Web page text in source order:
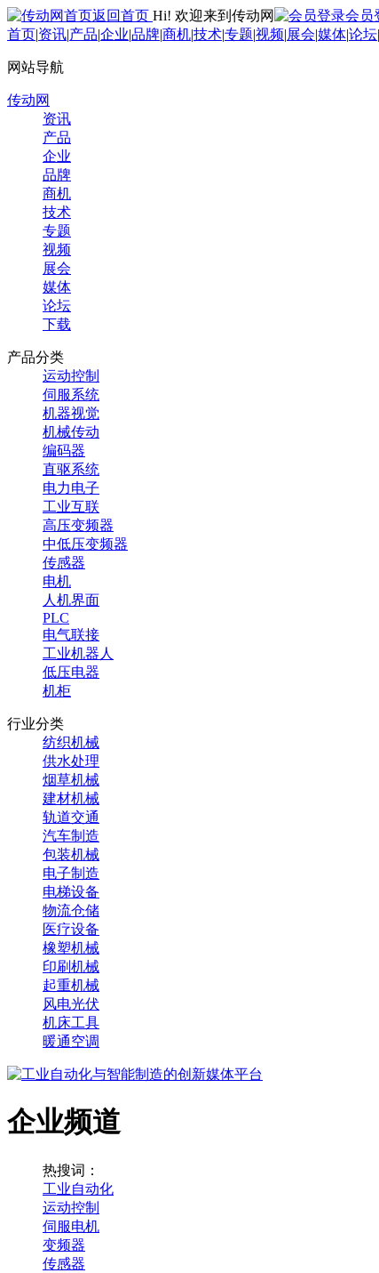
返回首页 Hi! 欢迎来到传动网 会员
首页|资讯|产品|企业|品牌|商机|技术|专题|视频|展会|媒体|论坛|
网站导航
传动网
资讯
产品
企业
品牌
商机
技术
专题
视频
展会
媒体
论坛
下载
产品分类
运动控制
伺服系统
机器视觉
机械传动
编码器
直驱系统
电力电子
工业互联
高压变频器
中低压变频器
传感器
电机
人机界面
PLC
电气联接
工业机器人
低压电器
机柜
行业分类
纺织机械
供水处理
烟草机械
建材机械
轨道交通
汽车制造
包装机械
电子制造
电梯设备
物流仓储
医疗设备
橡塑机械
印刷机械
起重机械
风电光伏
机床工具
暖通空调
企业频道
热搜词：
工业自动化
运动控制
伺服电机
变频器
传感器